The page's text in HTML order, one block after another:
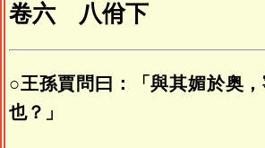
卷六 八佾下
○王孫賈問曰：「與其媚於奥
也？」